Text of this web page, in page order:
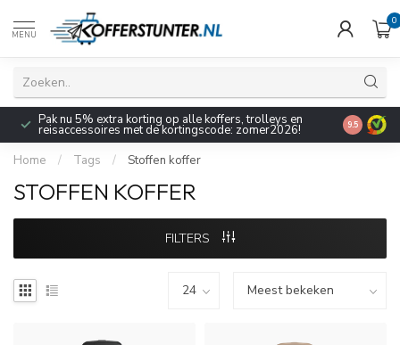
MENU
0
Pak nu 5% extra korting op alle koffers, trolleys en
reisaccessoires met de kortingscode: zomer2026! 9.5
Home / Tags / Stoffen koffer
STOFFEN KOFFER
FILTERS